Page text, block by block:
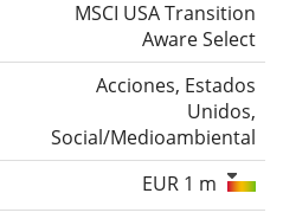
MSCI USA Transition
Aware Select
Acciones, Estados
Unidos,
Social/Medioambiental
EUR 1 m